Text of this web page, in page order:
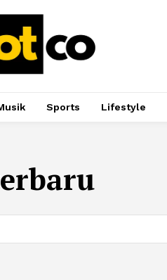
Sports Lifestyle